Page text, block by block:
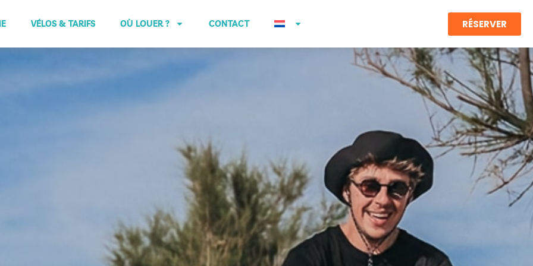
VÉLOS & TARIFS OÙ LOUER ? CONTACT RÉSERVER